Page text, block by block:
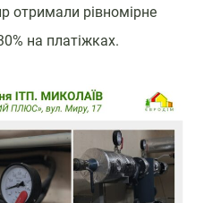
отримали рівномірне
на платіжках.